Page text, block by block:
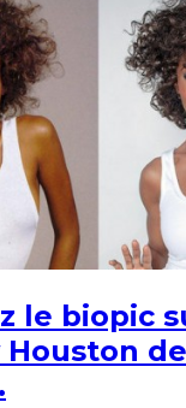
le biopic